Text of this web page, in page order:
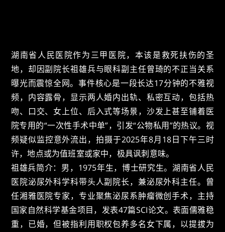
湖南省人民医院作为三甲医院，本该是救死扶伤的圣
地，却因副院长祖雄兵与眼科副主任曾琦的不正当关系
曝光而震惊全网。事件核心是一段长达17分钟的不雅视
频，内容露骨，显示两人婚内出轨、私密互动，包括热
吻、口交、女上位、后入式等场景，沙发上甚至铺着医
院专用的“一次性手术中单”，引发“公物私用”的热议。视
频疑似监控意外流出，拍摄于2025年8月18日下午三时
许，地点或为值班室或家中，极具讽刺意味。
祖雄兵简介：男，1975年生，博士研究生。湖南省人民
医院泌尿外科学科带头人副院长，兼泌尿外科主任。曾
任湘雅医院专家，专业聚焦泌尿系肿瘤微创手术，主持
国家自然科学基金项目，发表47篇SCI论文。表面儒雅稳
重，已婚，但被指利用职权包养多名女下属，以提拔为